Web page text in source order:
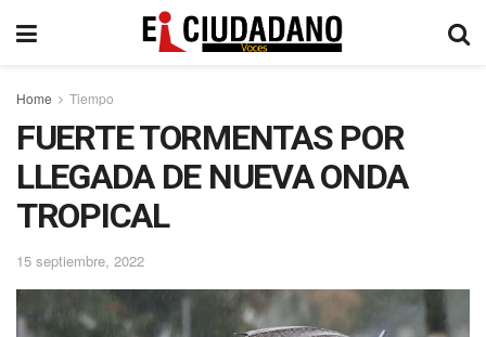
Home Tiempo
FUERTE TORMENTAS POR
LLEGADA DE NUEVA ONDA
TROPICAL
15 septiembre, 2022